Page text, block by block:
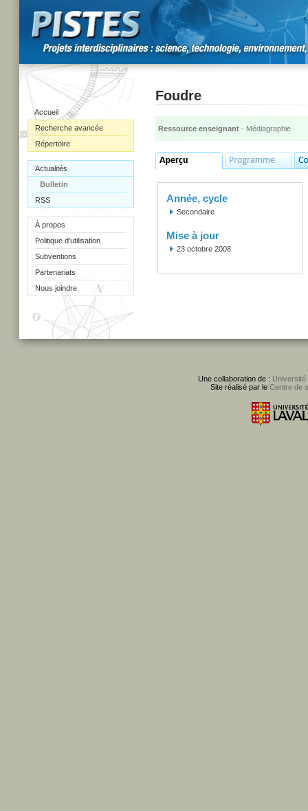
Accueil
Recherche avancée
Répertoire
Actualités
Bulletin
RSS
À propos
Politique d'utilisation
Subventions
Partenariats
Nous joindre
Foudre
Ressource enseignant - Médiagraphie
Année, cycle
Secondaire
Mise à jour
23 octobre 2008
Une collaboration de : Université
Site réalisé par le Centre de